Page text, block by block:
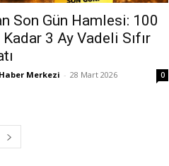
Son Gün Hamlesi: 100
Kadar 3 Ay Vadeli Sıfır
Merkezi - 28 Mart 2026 0